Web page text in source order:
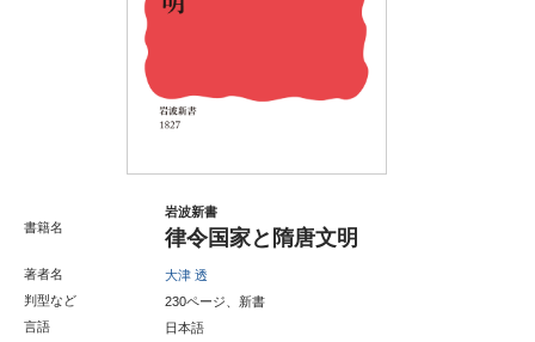
書籍名
岩波新書
律令国家と隋唐文明
著者名
大津 透
判型など
230ページ、新書
言語
日本語